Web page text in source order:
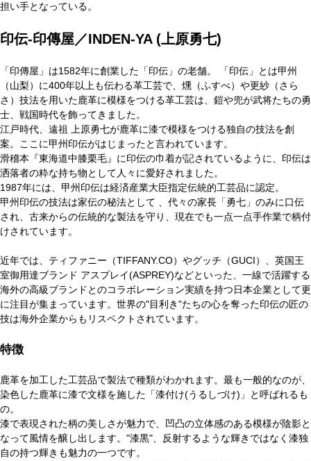
担い手となっている。
印伝-印傳屋／INDEN-YA (上原勇七)
「印傳屋」は1582年に創業した「印伝」の老舗。 「印伝」とは甲州
（山梨）に400年以上も伝わる革工芸で、燻（ふすべ）や更紗（さら
さ）技法を用いた鹿革に模様をつける革工芸は、鎧や兜が武将たちの勇
士、戦国時代を飾ってきました。
江戸時代、遠祖 上原勇七が鹿革に漆で模様をつける独自の技法を創
案。ここに甲州印伝がはじまったと言われています。
滑稽本『東海道中膝栗毛』に印伝の巾着が記されているように、印伝は
洒落者の粋な持ち物として人々に愛好されました。
1987年には、甲州印伝は経済産業大臣指定伝統的工芸品に認定。
甲州印伝の技法は家伝の秘法として 、代々の家長「勇七」のみに口伝
され、古来からの伝統的な製法を守り、現在でも一点一点手作業で柄付
けされています。
近年では、ティファニー（TIFFANY.CO）やグッチ（GUCI）、英国王
室御用達ブランド アスプレイ(ASPREY)などといった、一線で活躍する
海外の高級ブランドとのコラボレーション実績を持つ日本企業として更
に注目が集まっています。世界の"目利き"たちの心を奪った印伝の匠の
技は海外企業からもリスペクトされています。
特徴
鹿革を加工した工芸品で製法で種類がわかれます。最も一般的なのが、
染色した鹿革に漆で文様を施した「漆付け(うるしづけ)」と呼ばれるも
の。
漆で表現された柄の美しさが魅力で、凹凸の立体感のある模様が陰影と
なって風情を醸し出します。"漆黒"、反射するような輝きではなく漆独
自の持つ輝きも魅力の一つです。